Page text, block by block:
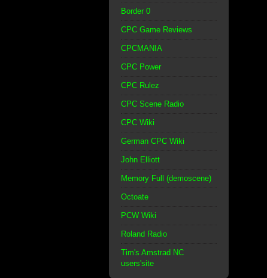
Border 0
CPC Game Reviews
CPCMANIA
CPC Power
CPC Rulez
CPC Scene Radio
CPC Wiki
German CPC Wiki
John Elliott
Memory Full (demoscene)
Octoate
PCW Wiki
Roland Radio
Tim's Amstrad NC
users'site